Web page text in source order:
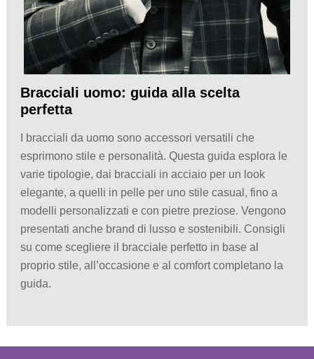
Bracciali uomo: guida alla scelta
perfetta
I bracciali da uomo sono accessori versatili che
esprimono stile e personalità. Questa guida esplora le
varie tipologie, dai bracciali in acciaio per un look
elegante, a quelli in pelle per uno stile casual, fino a
modelli personalizzati e con pietre preziose. Vengono
presentati anche brand di lusso e sostenibili. Consigli
su come scegliere il bracciale perfetto in base al
proprio stile, all’occasione e al comfort completano la
guida.